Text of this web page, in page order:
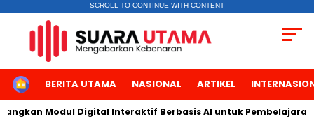
SCROLL TO CONTINUE WITH CONTENT
HOMEBERITA UTAMA NASIONAL ARTIKEL
Modul Digital Interaktif Berbasis AI untuk Pembelajaran